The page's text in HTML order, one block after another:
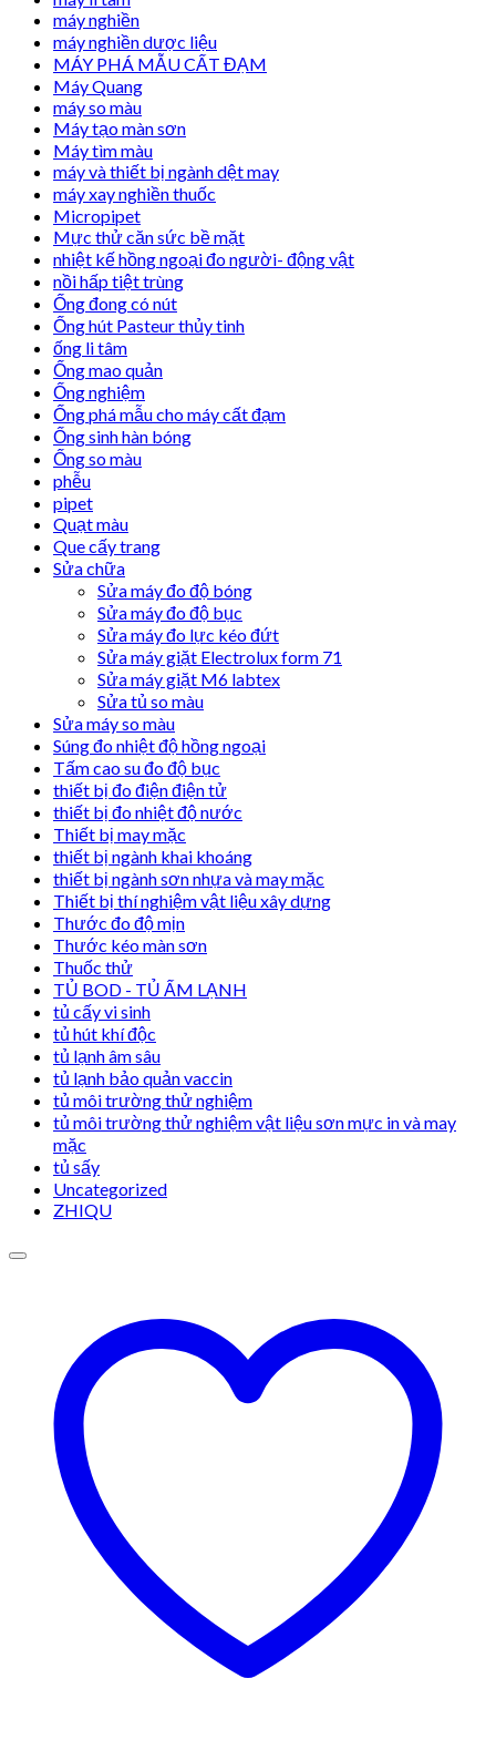
máy nghiền
máy nghiền dược liệu
MÁY PHÁ MẪU CẤT ĐẠM
Máy Quang
máy so màu
Máy tạo màn sơn
Máy tìm màu
máy và thiết bị ngành dệt may
máy xay nghiền thuốc
Micropipet
Mực thử căn sức bề mặt
nhiệt kế hồng ngoại đo người- động vật
nồi hấp tiệt trùng
Ống đong có nút
Ống hút Pasteur thủy tinh
ống li tâm
Ống mao quản
Ống nghiệm
Ống phá mẫu cho máy cất đạm
Ống sinh hàn bóng
Ống so màu
phễu
pipet
Quạt màu
Que cấy trang
Sửa chữa
Sửa máy đo độ bóng
Sửa máy đo độ bục
Sửa máy đo lực kéo đứt
Sửa máy giặt Electrolux form 71
Sửa máy giặt M6 labtex
Sửa tủ so màu
Sửa máy so màu
Súng đo nhiệt độ hồng ngoại
Tấm cao su đo độ bục
thiết bị đo điện điện tử
thiết bị đo nhiệt độ nước
Thiết bị may mặc
thiết bị ngành khai khoáng
thiết bị ngành sơn nhựa và may mặc
Thiết bị thí nghiệm vật liệu xây dựng
Thước đo độ mịn
Thước kéo màn sơn
Thuốc thử
TỦ BOD - TỦ ẤM LẠNH
tủ cấy vi sinh
tủ hút khí độc
tủ lạnh âm sâu
tủ lạnh bảo quản vaccin
tủ môi trường thử nghiệm
tủ môi trường thử nghiệm vật liệu sơn mực in và may
mặc
tủ sấy
Uncategorized
ZHIQU